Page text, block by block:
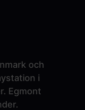
och
i
Egmont